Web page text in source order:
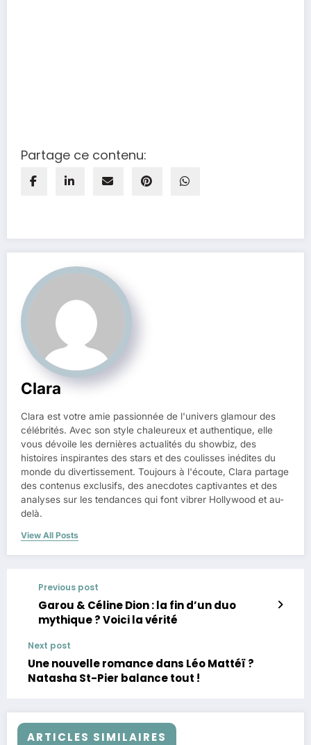
Partage ce contenu:
Clara
Clara est votre amie passionnée de l'univers glamour des
célébrités. Avec son style chaleureux et authentique, elle
vous dévoile les dernières actualités du showbiz, des
histoires inspirantes des stars et des coulisses inédites du
monde du divertissement. Toujours à l'écoute, Clara partage
des contenus exclusifs, des anecdotes captivantes et des
analyses sur les tendances qui font vibrer Hollywood et au-
delà.
View All Posts
Previous post
Garou & Céline Dion : la fin d’un duo
mythique ? Voici la vérité
Next post
Une nouvelle romance dans Léo Mattéï ?
Natasha St-Pier balance tout !
ARTICLES SIMILAIRES